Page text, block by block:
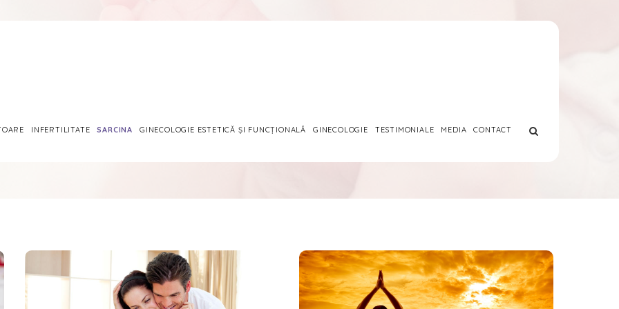
INFERTILITATE SARCINA GINECOLOGIE ESTETICĂ ȘI FUNCȚIONALĂ GINECOLOGIE TESTIMONIALE MEDIA CONTACT